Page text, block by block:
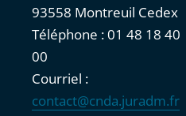
93558 Montreuil Cedex
Téléphone : 01 48 18 40
00
Courriel :
contact@cnda.juradm.fr